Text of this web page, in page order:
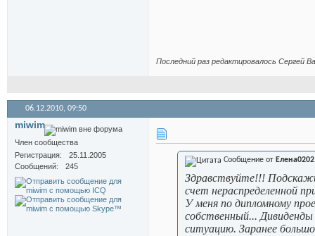
Последний раз редактировалось Сергей
06.12.2010, 09:50
miwim
Член сообщества
Регистрация
25.11.2005
Сообщений
245
Сообщение от
Здравствуйте!!!
счет нераспределенной
У меня по дипломному
собственный...
ситуацию. Заранее